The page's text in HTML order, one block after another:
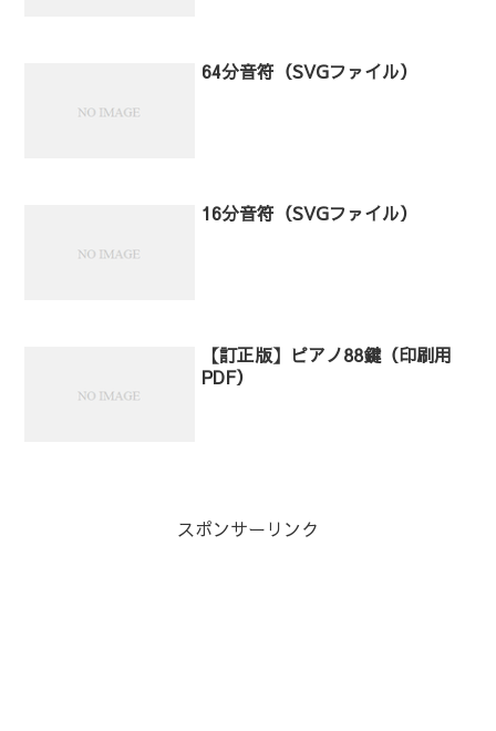
64分音符（SVGファイル）
16分音符（SVGファイル）
【訂正版】ピアノ88鍵（印刷用
PDF）
スポンサーリンク